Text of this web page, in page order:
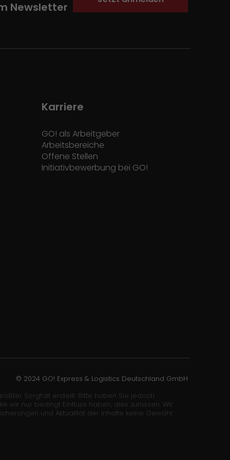
Newsletter
Karriere
GO! als Arbeitgeber
Arbeitsbereiche
Offene Stellen
Initiativbewerbung bei GO!
Sorgfalt erstellt. Bitte haben Sie jedoch
nur bedingt Einfluss haben, dies zulassen. Wir
und Aktualität der Inhalte keine Gewähr
© 2024 GO! Express & Logistics Deutschland GmbH